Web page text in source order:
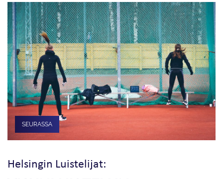
SEURASSA
Helsingin Luistelijat: